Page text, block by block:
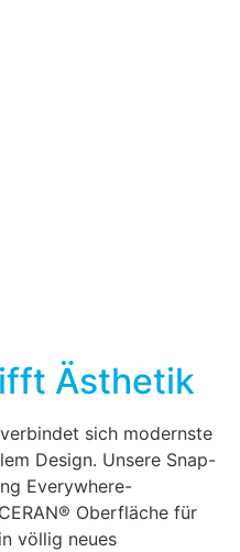
Ästhetik
sich modernste
Design. Unsere Snap-
Everywhere-
Oberfläche für
völlig neues